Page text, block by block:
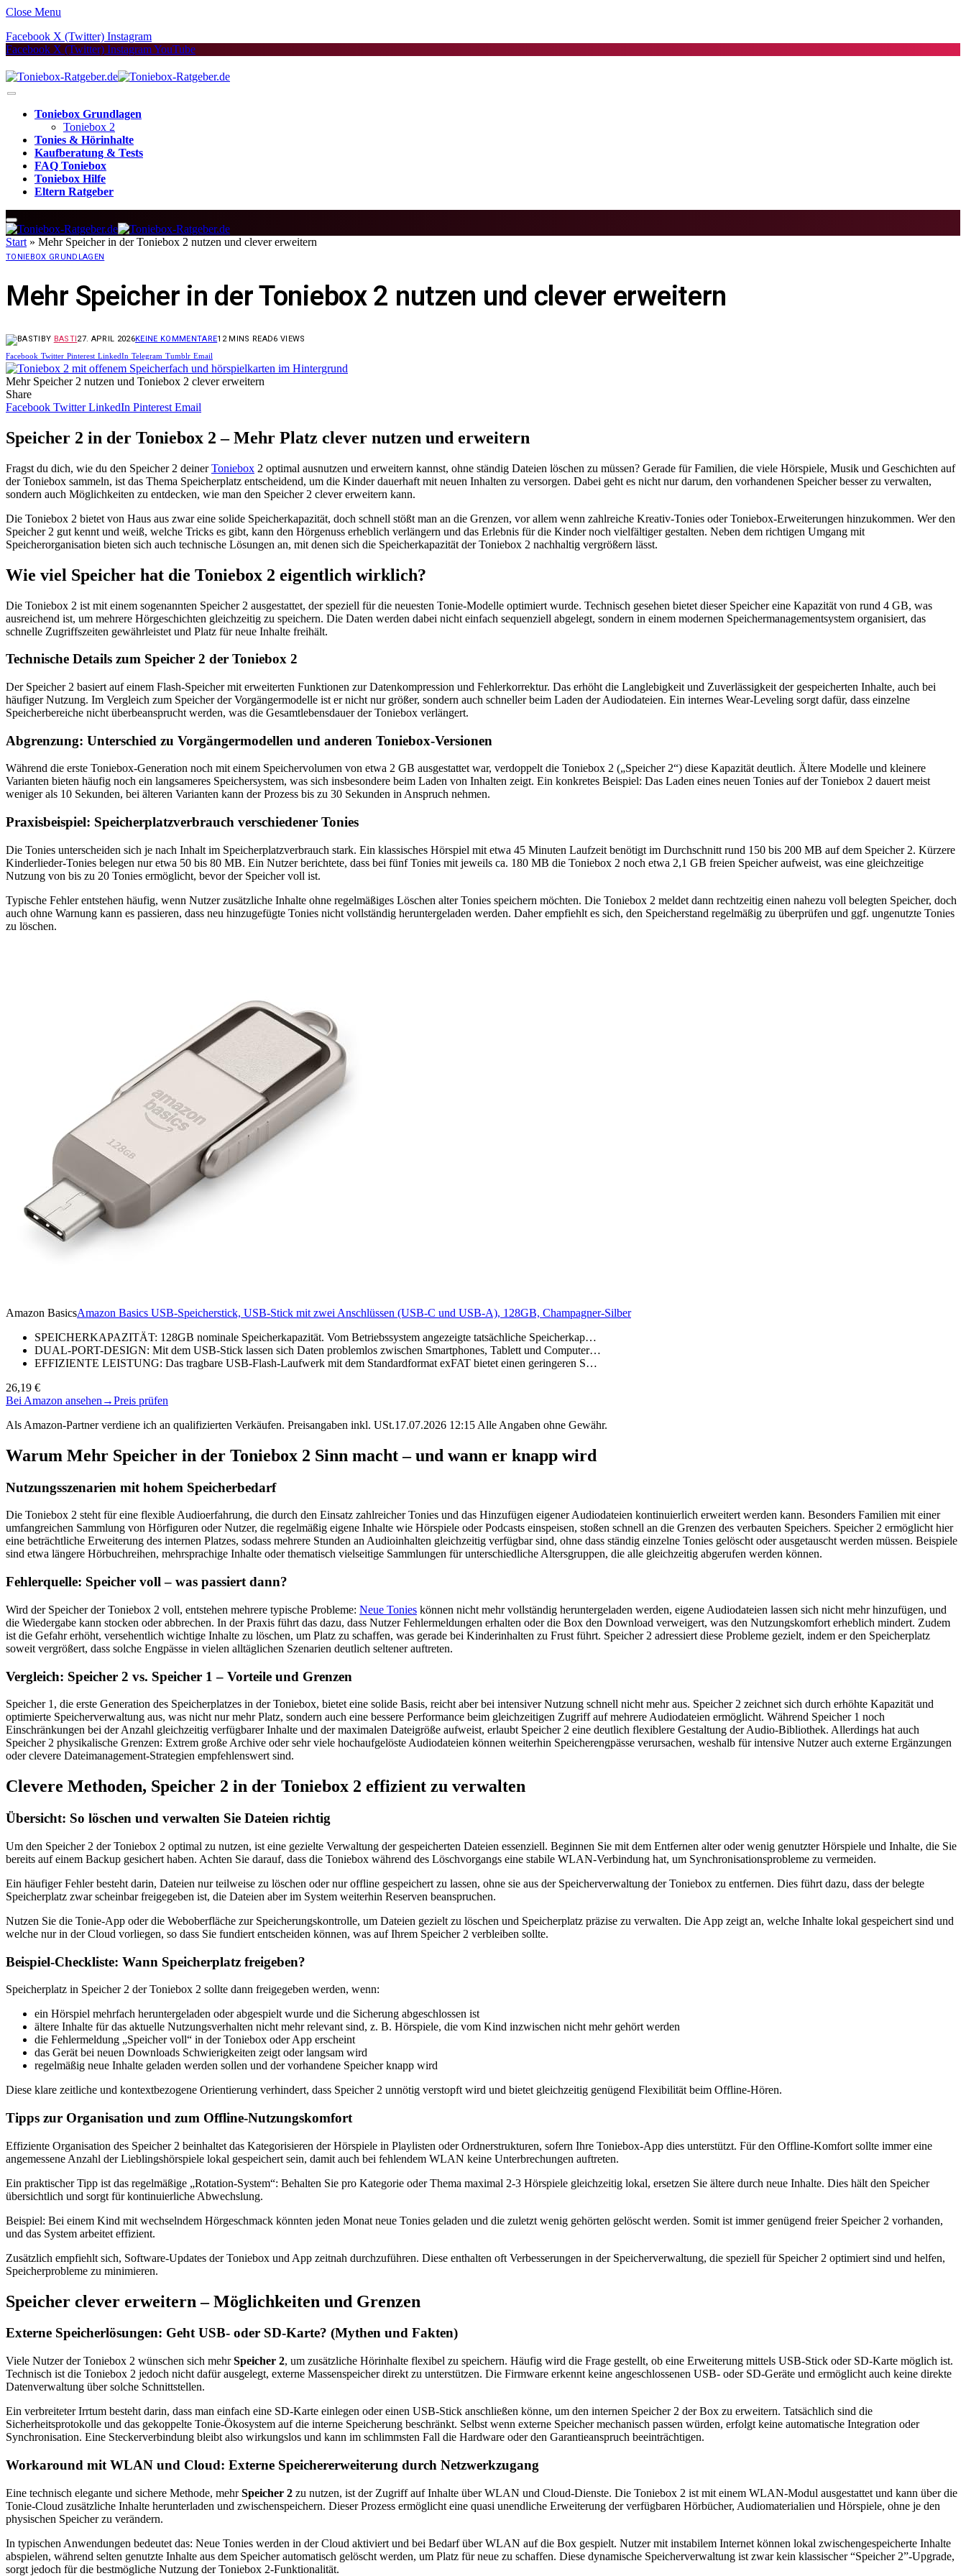
Close Menu
Facebook X (Twitter) Instagram
Facebook X (Twitter) InstagramYouTube
Toniebox Grundlagen
Toniebox 2
Tonies & Hörinhalte
Kaufberatung & Tests
FAQ Toniebox
Toniebox Hilfe
Eltern Ratgeber
Start » Mehr Speicher in der Toniebox 2 nutzen und clever erweitern
TONIEBOX GRUNDLAGEN
Mehr Speicher in der Toniebox 2 nutzen und clever erweitern
BY BASTI27. APRIL 2026KEINE KOMMENTARE12 MINS READ6 VIEWS
Facebook Twitter Pinterest LinkedIn Telegram Tumblr Email
Mehr Speicher 2 nutzen und Toniebox 2 clever erweitern
Share
Facebook Twitter LinkedIn Pinterest Email
Speicher 2 in der Toniebox 2 – Mehr Platz clever nutzen und erweitern
Fragst du dich, wie du den Speicher 2 deinerToniebox 2 optimal ausnutzen und erweitern kannst, ohne ständig Dateien löschen zu müssen? Gerade für Familien, die viele Hörspiele, Musik und Geschichten auf
der Toniebox sammeln, ist das Thema Speicherplatz entscheidend, um die Kinder dauerhaft mit neuen Inhalten zu versorgen. Dabei geht es nicht nur darum, den vorhandenen Speicher besser zu verwalten,
sondern auch Möglichkeiten zu entdecken, wie man den Speicher 2 clever erweitern kann.
Die Toniebox 2 bietet von Haus aus zwar eine solide Speicherkapazität, doch schnell stößt man an die Grenzen, vor allem wenn zahlreiche Kreativ-Tonies oder Toniebox-Erweiterungen hinzukommen. Wer den
Speicher 2 gut kennt und weiß, welche Tricks es gibt, kann den Hörgenuss erheblich verlängern und das Erlebnis für die Kinder noch vielfältiger gestalten. Neben dem richtigen Umgang mit
Speicherorganisation bieten sich auch technische Lösungen an, mit denen sich die Speicherkapazität der Toniebox 2 nachhaltig vergrößern lässt.
Wie viel Speicher hat die Toniebox 2 eigentlich wirklich?
Die Toniebox 2 ist mit einem sogenannten Speicher 2 ausgestattet, der speziell für die neuesten Tonie-Modelle optimiert wurde. Technisch gesehen bietet dieser Speicher eine Kapazität von rund 4 GB, was
ausreichend ist, um mehrere Hörgeschichten gleichzeitig zu speichern. Die Daten werden dabei nicht einfach sequenziell abgelegt, sondern in einem modernen Speichermanagementsystem organisiert, das
schnelle Zugriffszeiten gewährleistet und Platz für neue Inhalte freihält.
Technische Details zum Speicher 2 der Toniebox 2
Der Speicher 2 basiert auf einem Flash-Speicher mit erweiterten Funktionen zur Datenkompression und Fehlerkorrektur. Das erhöht die Langlebigkeit und Zuverlässigkeit der gespeicherten Inhalte, auch bei
häufiger Nutzung. Im Vergleich zum Speicher der Vorgängermodelle ist er nicht nur größer, sondern auch schneller beim Laden der Audiodateien. Ein internes Wear-Leveling sorgt dafür, dass einzelne
Speicherbereiche nicht überbeansprucht werden, was die Gesamtlebensdauer der Toniebox verlängert.
Abgrenzung: Unterschied zu Vorgängermodellen und anderen Toniebox-Versionen
Während die erste Toniebox-Generation noch mit einem Speichervolumen von etwa 2 GB ausgestattet war, verdoppelt die Toniebox 2 („Speicher 2“) diese Kapazität deutlich. Ältere Modelle und kleinere
Varianten bieten häufig noch ein langsameres Speichersystem, was sich insbesondere beim Laden von Inhalten zeigt. Ein konkretes Beispiel: Das Laden eines neuen Tonies auf der Toniebox 2 dauert meist
weniger als 10 Sekunden, bei älteren Varianten kann der Prozess bis zu 30 Sekunden in Anspruch nehmen.
Praxisbeispiel: Speicherplatzverbrauch verschiedener Tonies
Die Tonies unterscheiden sich je nach Inhalt im Speicherplatzverbrauch stark. Ein klassisches Hörspiel mit etwa 45 Minuten Laufzeit benötigt im Durchschnitt rund 150 bis 200 MB auf dem Speicher 2. Kürzere
Kinderlieder-Tonies belegen nur etwa 50 bis 80 MB. Ein Nutzer berichtete, dass bei fünf Tonies mit jeweils ca. 180 MB die Toniebox 2 noch etwa 2,1 GB freien Speicher aufweist, was eine gleichzeitige
Nutzung von bis zu 20 Tonies ermöglicht, bevor der Speicher voll ist.
Typische Fehler entstehen häufig, wenn Nutzer zusätzliche Inhalte ohne regelmäßiges Löschen alter Tonies speichern möchten. Die Toniebox 2 meldet dann rechtzeitig einen nahezu voll belegten Speicher, doch
auch ohne Warnung kann es passieren, dass neu hinzugefügte Tonies nicht vollständig heruntergeladen werden. Daher empfiehlt es sich, den Speicherstand regelmäßig zu überprüfen und ggf. ungenutzte Tonies
zu löschen.
Amazon BasicsAmazon Basics USB-Speicherstick, USB-Stick mit zwei Anschlüssen (USB-C und USB-A), 128GB, Champagner-Silber
SPEICHERKAPAZITÄT: 128GB nominale Speicherkapazität. Vom Betriebssystem angezeigte tatsächliche Speicherkap…
DUAL-PORT-DESIGN: Mit dem USB-Stick lassen sich Daten problemlos zwischen Smartphones, Tablett und Computer…
EFFIZIENTE LEISTUNG: Das tragbare USB-Flash-Laufwerk mit dem Standardformat exFAT bietet einen geringeren S…
26,19 €
Bei Amazon ansehen →Preis prüfen
Als Amazon-Partner verdiene ich an qualifizierten Verkäufen. Preisangaben inkl. USt.17.07.2026 12:15 Alle Angaben ohne Gewähr.
Warum Mehr Speicher in der Toniebox 2 Sinn macht – und wann er knapp wird
Nutzungsszenarien mit hohem Speicherbedarf
Die Toniebox 2 steht für eine flexible Audioerfahrung, die durch den Einsatz zahlreicher Tonies und das Hinzufügen eigener Audiodateien kontinuierlich erweitert werden kann. Besonders Familien mit einer
umfangreichen Sammlung von Hörfiguren oder Nutzer, die regelmäßig eigene Inhalte wie Hörspiele oder Podcasts einspeisen, stoßen schnell an die Grenzen des verbauten Speichers. Speicher 2 ermöglicht hier
eine beträchtliche Erweiterung des internen Platzes, sodass mehrere Stunden an Audioinhalten gleichzeitig verfügbar sind, ohne dass ständig einzelne Tonies gelöscht oder ausgetauscht werden müssen. Beispiele
sind etwa längere Hörbuchreihen, mehrsprachige Inhalte oder thematisch vielseitige Sammlungen für unterschiedliche Altersgruppen, die alle gleichzeitig abgerufen werden können.
Fehlerquelle: Speicher voll – was passiert dann?
Wird der Speicher der Toniebox 2 voll, entstehen mehrere typische Probleme: Neue Tonies können nicht mehr vollständig heruntergeladen werden, eigene Audiodateien lassen sich nicht mehr hinzufügen, und
die Wiedergabe kann stocken oder abbrechen. In der Praxis führt das dazu, dass Nutzer Fehlermeldungen erhalten oder die Box den Download verweigert, was den Nutzungskomfort erheblich mindert. Zudem
ist die Gefahr erhöht, versehentlich wichtige Inhalte zu löschen, um Platz zu schaffen, was gerade bei Kinderinhalten zu Frust führt. Speicher 2 adressiert diese Probleme gezielt, indem er den Speicherplatz
soweit vergrößert, dass solche Engpässe in vielen alltäglichen Szenarien deutlich seltener auftreten.
Vergleich: Speicher 2 vs. Speicher 1 – Vorteile und Grenzen
Speicher 1, die erste Generation des Speicherplatzes in der Toniebox, bietet eine solide Basis, reicht aber bei intensiver Nutzung schnell nicht mehr aus. Speicher 2 zeichnet sich durch erhöhte Kapazität und
optimierte Speicherverwaltung aus, was nicht nur mehr Platz, sondern auch eine bessere Performance beim gleichzeitigen Zugriff auf mehrere Audiodateien ermöglicht. Während Speicher 1 noch
Einschränkungen bei der Anzahl gleichzeitig verfügbarer Inhalte und der maximalen Dateigröße aufweist, erlaubt Speicher 2 eine deutlich flexiblere Gestaltung der Audio-Bibliothek. Allerdings hat auch
Speicher 2 physikalische Grenzen: Extrem große Archive oder sehr viele hochaufgelöste Audiodateien können weiterhin Speicherengpässe verursachen, weshalb für intensive Nutzer auch externe Ergänzungen
oder clevere Dateimanagement-Strategien empfehlenswert sind.
Clevere Methoden, Speicher 2 in der Toniebox 2 effizient zu verwalten
Übersicht: So löschen und verwalten Sie Dateien richtig
Um den Speicher 2 der Toniebox 2 optimal zu nutzen, ist eine gezielte Verwaltung der gespeicherten Dateien essenziell. Beginnen Sie mit dem Entfernen alter oder wenig genutzter Hörspiele und Inhalte, die Sie
bereits auf einem Backup gesichert haben. Achten Sie darauf, dass die Toniebox während des Löschvorgangs eine stabile WLAN-Verbindung hat, um Synchronisationsprobleme zu vermeiden.
Ein häufiger Fehler besteht darin, Dateien nur teilweise zu löschen oder nur offline gespeichert zu lassen, ohne sie aus der Speicherverwaltung der Toniebox zu entfernen. Dies führt dazu, dass der belegte
Speicherplatz zwar scheinbar freigegeben ist, die Dateien aber im System weiterhin Reserven beanspruchen.
Nutzen Sie die Tonie-App oder die Weboberfläche zur Speicherungskontrolle, um Dateien gezielt zu löschen und Speicherplatz präzise zu verwalten. Die App zeigt an, welche Inhalte lokal gespeichert sind und
welche nur in der Cloud vorliegen, so dass Sie fundiert entscheiden können, was auf Ihrem Speicher 2 verbleiben sollte.
Beispiel-Checkliste: Wann Speicherplatz freigeben?
Speicherplatz in Speicher 2 der Toniebox 2 sollte dann freigegeben werden, wenn:
ein Hörspiel mehrfach heruntergeladen oder abgespielt wurde und die Sicherung abgeschlossen ist
ältere Inhalte für das aktuelle Nutzungsverhalten nicht mehr relevant sind, z. B. Hörspiele, die vom Kind inzwischen nicht mehr gehört werden
die Fehlermeldung „Speicher voll“ in der Toniebox oder App erscheint
das Gerät bei neuen Downloads Schwierigkeiten zeigt oder langsam wird
regelmäßig neue Inhalte geladen werden sollen und der vorhandene Speicher knapp wird
Diese klare zeitliche und kontextbezogene Orientierung verhindert, dass Speicher 2 unnötig verstopft wird und bietet gleichzeitig genügend Flexibilität beim Offline-Hören.
Tipps zur Organisation und zum Offline-Nutzungskomfort
Effiziente Organisation des Speicher 2 beinhaltet das Kategorisieren der Hörspiele in Playlisten oder Ordnerstrukturen, sofern Ihre Toniebox-App dies unterstützt. Für den Offline-Komfort sollte immer eine
angemessene Anzahl der Lieblingshörspiele lokal gespeichert sein, damit auch bei fehlendem WLAN keine Unterbrechungen auftreten.
Ein praktischer Tipp ist das regelmäßige „Rotation-System“: Behalten Sie pro Kategorie oder Thema maximal 2-3 Hörspiele gleichzeitig lokal, ersetzen Sie ältere durch neue Inhalte. Dies hält den Speicher
übersichtlich und sorgt für kontinuierliche Abwechslung.
Beispiel: Bei einem Kind mit wechselndem Hörgeschmack könnten jeden Monat neue Tonies geladen und die zuletzt wenig gehörten gelöscht werden. Somit ist immer genügend freier Speicher 2 vorhanden,
und das System arbeitet effizient.
Zusätzlich empfiehlt sich, Software-Updates der Toniebox und App zeitnah durchzuführen. Diese enthalten oft Verbesserungen in der Speicherverwaltung, die speziell für Speicher 2 optimiert sind und helfen,
Speicherprobleme zu minimieren.
Speicher clever erweitern – Möglichkeiten und Grenzen
Externe Speicherlösungen: Geht USB- oder SD-Karte? (Mythen und Fakten)
Viele Nutzer der Toniebox 2 wünschen sich mehrSpeicher 2, um zusätzliche Hörinhalte flexibel zu speichern. Häufig wird die Frage gestellt, ob eine Erweiterung mittels USB-Stick oder SD-Karte möglich ist.
Technisch ist die Toniebox 2 jedoch nicht dafür ausgelegt, externe Massenspeicher direkt zu unterstützen. Die Firmware erkennt keine angeschlossenen USB- oder SD-Geräte und ermöglicht auch keine direkte
Datenverwaltung über solche Schnittstellen.
Ein verbreiteter Irrtum besteht darin, dass man einfach eine SD-Karte einlegen oder einen USB-Stick anschließen könne, um den internen Speicher 2 der Box zu erweitern. Tatsächlich sind die
Sicherheitsprotokolle und das gekoppelte Tonie-Ökosystem auf die interne Speicherung beschränkt. Selbst wenn externe Speicher mechanisch passen würden, erfolgt keine automatische Integration oder
Synchronisation. Eine Steckerverbindung bleibt also wirkungslos und kann im schlimmsten Fall die Hardware oder den Garantieanspruch beeinträchtigen.
Workaround mit WLAN und Cloud: Externe Speichererweiterung durch Netzwerkzugang
Eine technisch elegante und sichere Methode, mehrSpeicher 2 zu nutzen, ist der Zugriff auf Inhalte über WLAN und Cloud-Dienste. Die Toniebox 2 ist mit einem WLAN-Modul ausgestattet und kann über die
Tonie-Cloud zusätzliche Inhalte herunterladen und zwischenspeichern. Dieser Prozess ermöglicht eine quasi unendliche Erweiterung der verfügbaren Hörbücher, Audiomaterialien und Hörspiele, ohne je den
physischen Speicher zu verändern.
In typischen Anwendungen bedeutet das: Neue Tonies werden in der Cloud aktiviert und bei Bedarf über WLAN auf die Box gespielt. Nutzer mit instabilem Internet können lokal zwischengespeicherte Inhalte
abspielen, während selten genutzte Inhalte aus dem Speicher automatisch gelöscht werden, um Platz für neue zu schaffen. Diese dynamische Speicherverwaltung ist zwar kein klassischer “Speicher 2”-Upgrade,
sorgt jedoch für die bestmögliche Nutzung der Toniebox 2-Funktionalität.